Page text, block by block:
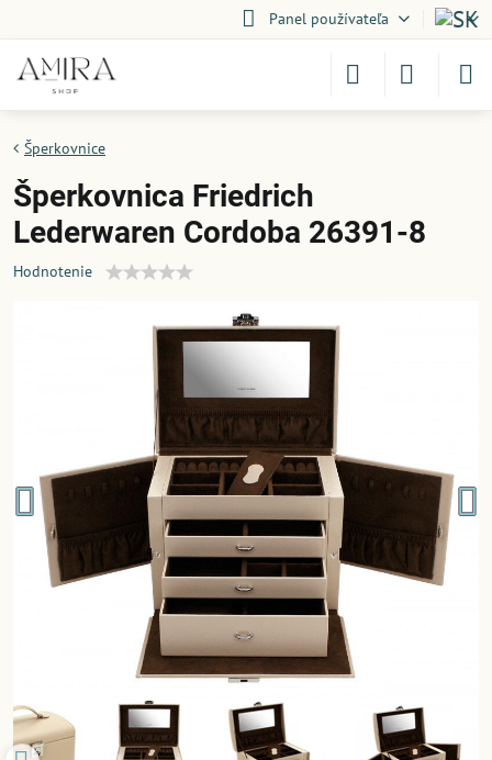
Panel používateľa
Šperkovnice
Šperkovnica Friedrich
Lederwaren Cordoba 26391-8
Hodnotenie